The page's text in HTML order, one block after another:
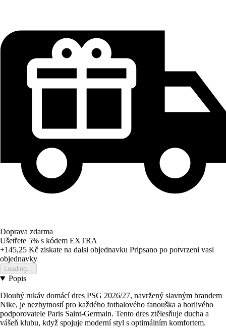
Doprava zdarma
Ušetřete 5% s kódem EXTRA
+145,25 Kč ziskate na dalsi objednavku Pripsano po potvrzeni vasi
objednavky
Loading...
Popis
Dlouhý rukáv domácí dres PSG 2026/27, navržený slavným brandem
Nike, je nezbytností pro každého fotbalového fanouška a horlivého
podporovatele Paris Saint-Germain. Tento dres ztělesňuje ducha a
vášeň klubu, když spojuje moderní styl s optimálním komfortem.